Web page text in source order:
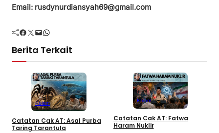
Email: rusdynurdiansyah69@gmail.com
Facebook Twitter Mail WhatsApp
Berita Terkait
Kolom
Catatan Cak AT: Asal Purba
Taring Tarantula
Kolom
Catatan Cak AT: Fatwa
Haram Nuklir